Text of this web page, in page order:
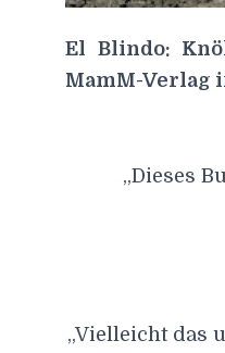
El Blindo:
MamM-Verlag
„Dieses
„Vielleicht das